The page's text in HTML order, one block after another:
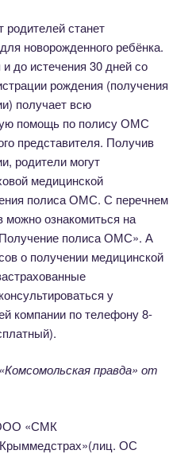
станет
новорожденного ребёнка.
до истечения 30 дней со
рождения (получения
получает всю
помощь по полису ОМС
представителя. Получив
родители могут
медицинской
полиса ОМС. С перечнем
ознакомиться на
полиса ОМС». А
о получении медицинской
у
компании по телефону 8-
правда» от
«СМК
ОС